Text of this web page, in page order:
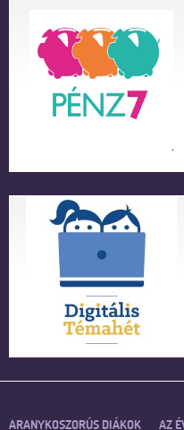
ARANYKOSZORÚS DIÁKOK AZ